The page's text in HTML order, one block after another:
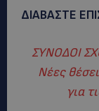
ΔΙΑΒΑΣΤΕ
ΣΥΝΟΔΟΙ
Νέες
για